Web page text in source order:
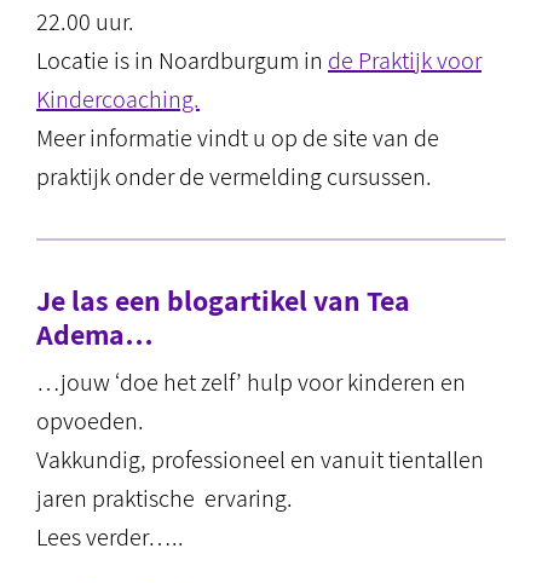
22.00 uur.
Locatie is in Noardburgum in de Praktijk voor
Kindercoaching.
Meer informatie vindt u op de site van de
praktijk onder de vermelding cursussen.
Je las een blogartikel van Tea
Adema…
…jouw ‘doe het zelf’ hulp voor kinderen en
opvoeden.
Vakkundig, professioneel en vanuit tientallen
jaren praktische ervaring.
Lees verder…..